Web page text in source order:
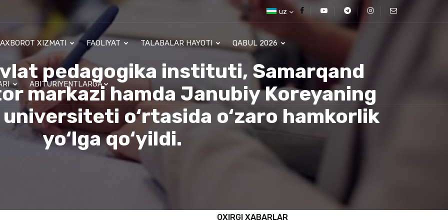
uz
AXBOROT XIZMATI FAOLIYAT TALABALAR HAYOTI QABUL 2026
ABITURIYENTLARGA
pedagogika instituti, Samarqand
markazi hamda Janubiy Koreyaning
o‘rtasida o‘zaro hamkorlik
yo‘lga qo‘yildi.
OXIRGI XABARLAR